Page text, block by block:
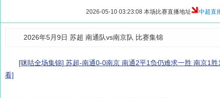
2026-05-10 03:23:08 本场比赛直播地址 中超直
2026年5月9日 苏超 南通队vs南京队 比赛集锦
[咪咕全场集锦] 苏超-南通0-0南京 南通2平1负仍难求一胜 南京1胜
看]